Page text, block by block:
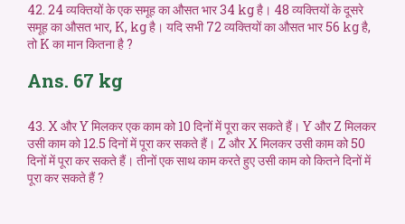
42. 24 व्यक्तियों के एक समूह का औसत भार 34 kg है। 48 व्यक्तियों के दूसरे
समूह का औसत भार, K, kg है। यदि सभी 72 व्यक्तियों का औसत भार 56 kg है,
तो K का मान कितना है ?
Ans. 67 kg
43. X और Y मिलकर एक काम को 10 दिनों में पूरा कर सकते हैं। Y और Z मिलकर
उसी काम को 12.5 दिनों में पूरा कर सकते हैं। Z और X मिलकर उसी काम को 50
दिनों में पूरा कर सकते हैं। तीनों एक साथ काम करते हुए उसी काम को कितने दिनों में
पूरा कर सकते हैं ?